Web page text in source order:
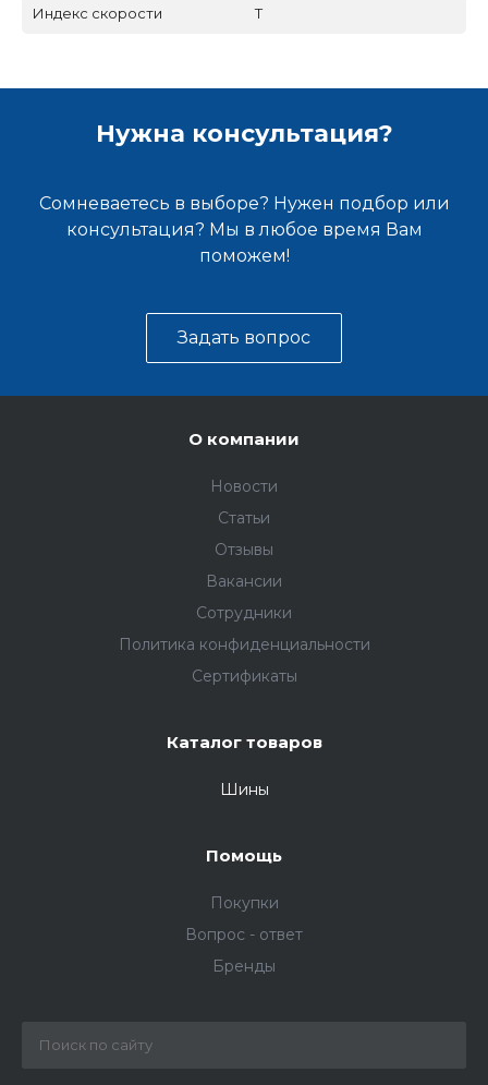
Индекс скорости T
Нужна консультация?
Сомневаетесь в выборе? Нужен подбор или
консультация? Мы в любое время Вам
поможем!
Задать вопрос
О компании
Новости
Статьи
Отзывы
Вакансии
Сотрудники
Политика конфиденциальности
Сертификаты
Каталог товаров
Шины
Помощь
Покупки
Вопрос - ответ
Бренды